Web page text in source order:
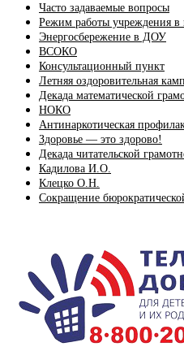
Часто задаваемые вопросы
Режим работы учреждения в
Энергосбережение в ДОУ
ВСОКО
Консультационный пункт
Летняя оздоровительная
Декада математической
НОКО
Антинаркотическая
Здоровье — это здорово!
Декада читательской
Кадилова И.О.
Клецко О.Н.
Сокращение